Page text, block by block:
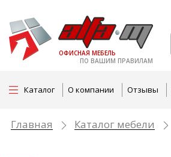
ОФИСНАЯ МЕБЕЛЬ
ПО ВАШИМ ПРАВИЛАМ
Каталог О компании Отзывы
Главная Каталог мебели